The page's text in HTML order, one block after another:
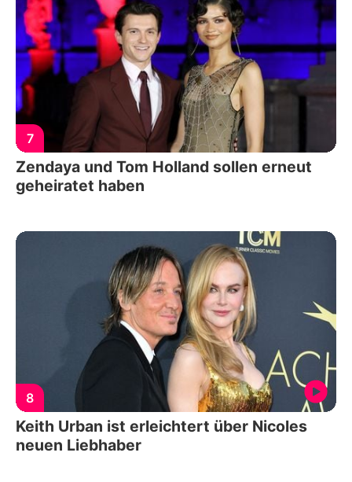
7
Zendaya und Tom Holland sollen erneut
geheiratet haben
8
Keith Urban ist erleichtert über Nicoles
neuen Liebhaber